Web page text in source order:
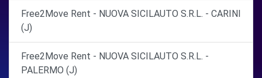
Free2Move Rent - NUOVA SICILAUTO S.R.L. - CARINI
(J)
Free2Move Rent - NUOVA SICILAUTO S.R.L. -
PALERMO (J)